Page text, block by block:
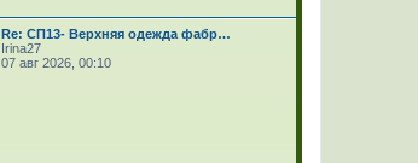
Re: СП13- Верхняя одежда фабр…
Irina27
07 авг 2026, 00:10